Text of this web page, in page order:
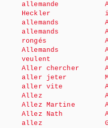
allemande
Heckler
allemands
allemands
rongés
Allemands
veulent
Aller chercher
aller jeter
aller vite
Allez
Allez Martine
Allez Nath
allez